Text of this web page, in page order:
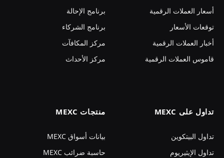
أسعار العملات الرقمية
توقعات الأسعار
أخبار العملات الرقمية
قاموس العملات الرقمية
برنامج الإحالة
برنامج الشركاء
مركز المكافآت
مركز الأحداث
تداول على MEXC
تداول البيتكوين
تداول الإيثيريوم
منتجات MEXC
بيانات أسواق MEXC
حاسبة ضرائب MEXC